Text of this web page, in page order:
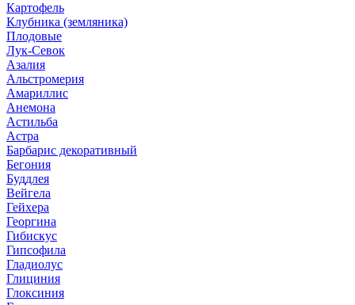
Картофель
Клубника (земляника)
Плодовые
Лук-Севок
Азалия
Альстромерия
Амариллис
Анемона
Астильба
Астра
Барбарис декоративный
Бегония
Буддлея
Вейгела
Гейхера
Георгина
Гибискус
Гипсофила
Гладиолус
Глициния
Глоксиния